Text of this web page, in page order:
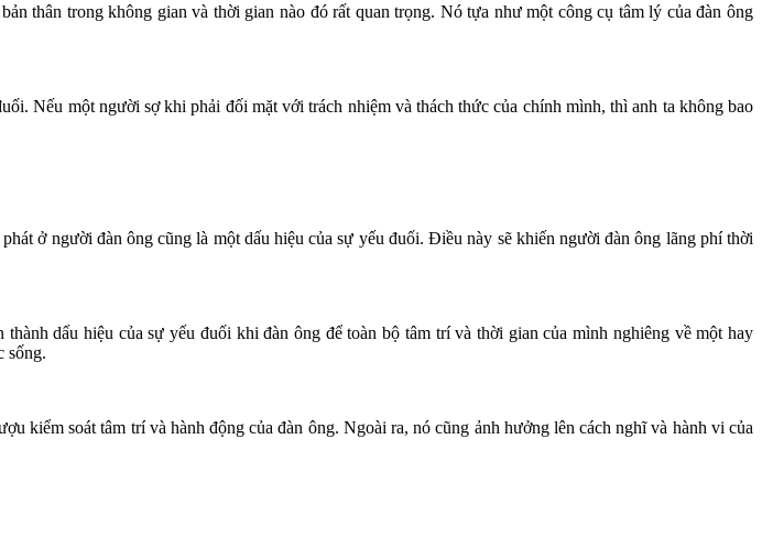
thân trong không gian và thời gian nào đó rất quan trọng. Nó tựa như một công cụ tâm lý của đàn ông
Nếu một người sợ khi phải đối mặt với trách nhiệm và thách thức của chính mình, thì anh ta không bao
ở người đàn ông cũng là một dấu hiệu của sự yếu đuối. Điều này sẽ khiến người đàn ông lãng phí thời
dấu hiệu của sự yếu đuối khi đàn ông để toàn bộ tâm trí và thời gian của mình nghiêng về một hay
sống.
kiểm soát tâm trí và hành động của đàn ông. Ngoài ra, nó cũng ảnh hưởng lên cách nghĩ và hành vi của